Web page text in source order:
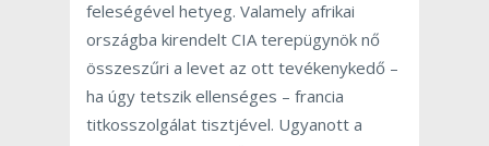
feleségével hetyeg. Valamely afrikai
országba kirendelt CIA terepügynök nő
összeszűri a levet az ott tevékenykedő –
ha úgy tetszik ellenséges – francia
titkosszolgálat tisztjével. Ugyanott a